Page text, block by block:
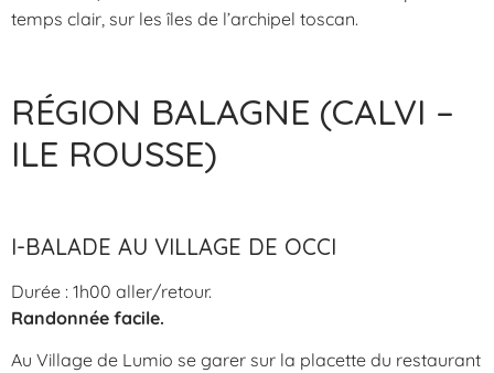
temps clair, sur les îles de l’archipel toscan.
RÉGION BALAGNE (CALVI –
ILE ROUSSE)
I-BALADE AU VILLAGE DE OCCI
Durée : 1h00 aller/retour.
Randonnée facile.
Au Village de Lumio se garer sur la placette du restaurant